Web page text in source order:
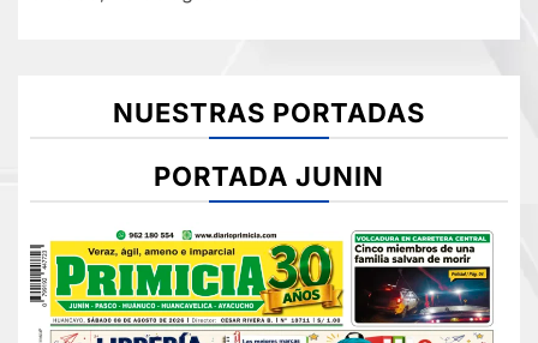
NUESTRAS PORTADAS
PORTADA JUNIN